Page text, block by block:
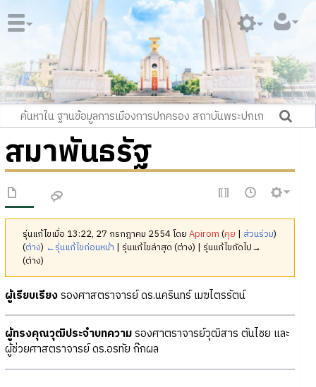
สมาพันธรัฐ
รุ่นแก้ไขเมื่อ 13:22, 27 กรกฎาคม 2554 โดยApirom (คุย | ส่วนร่วม)
(ต่าง) ←รุ่นแก้ไขก่อนหน้า | รุ่นแก้ไขล่าสุด (ต่าง) | รุ่นแก้ไขถัดไป→
(ต่าง)
ผู้เรียบเรียงรองศาสตราจารย์ ดร.นครินทร์ เมฆไตรรัตน์
ผู้ทรงคุณวุฒิประจำบทความรองศาตราจารย์วุฒิสาร ตันไชย และ
ผู้ช่วยศาสตราจารย์ ดร.อรทัย ก๊กผล